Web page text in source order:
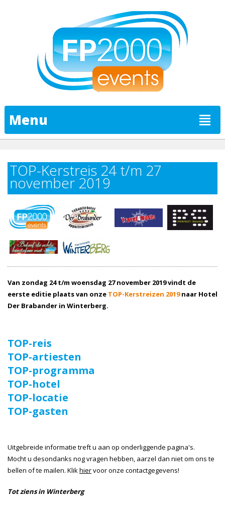
Menu
TOP-Kerstreis 24 t/m 27
november 2019
Van zondag 24 t/m woensdag 27 november 2019 vindt de
eerste editie plaats van onze TOP-Kerstreizen 2019naar Hotel
Der Brabander in Winterberg.
TOP-reis
TOP-artiesten
TOP-programma
TOP-hotel
TOP-locatie
TOP-gasten
Uitgebreide informatie treft u aan op onderliggende pagina's.
Mocht u desondanks nog vragen hebben, aarzel dan niet om ons te
bellen of te mailen. Klikhiervoor onze contactgegevens!
Tot ziens in Winterberg